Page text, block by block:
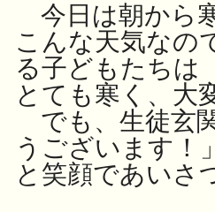
今日は朝から
こんな天気なの
る子どもたちは
とても寒く、大
でも、生徒玄
うございます！」
と笑顔であいさ